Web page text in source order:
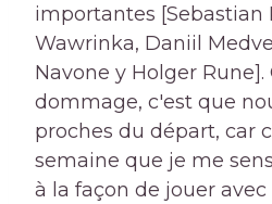
importantes [Sebastian
Wawrinka, Daniil
Navone y Holger Rune].
dommage, c'est que
proches du départ, car
semaine que je me
à la façon de jouer